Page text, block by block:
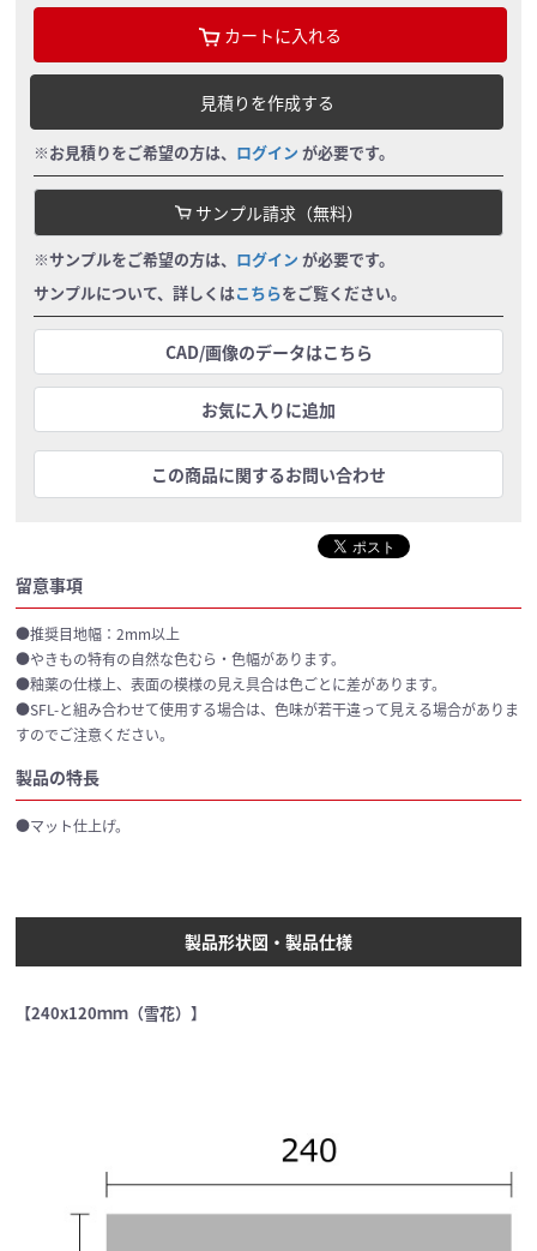
カートに入れる
見積りを作成する
※お見積りをご希望の方は、 ログイン が必要です。
サンプル請求（無料）
※サンプルをご希望の方は、 ログイン が必要です。
サンプルについて、詳しくはこちらをご覧ください。
CAD/画像のデータはこちら
お気に入りに追加
この商品に関するお問い合わせ
留意事項
●推奨目地幅：2mm以上
●やきもの特有の自然な色むら・色幅があります。
●釉薬の仕様上、表面の模様の見え具合は色ごとに差があります。
●SFL-と組み合わせて使用する場合は、色味が若干違って見える場合がありま
すのでご注意ください。
製品の特長
●マット仕上げ。
製品形状図・製品仕様
【240x120ｍｍ（雪花）】